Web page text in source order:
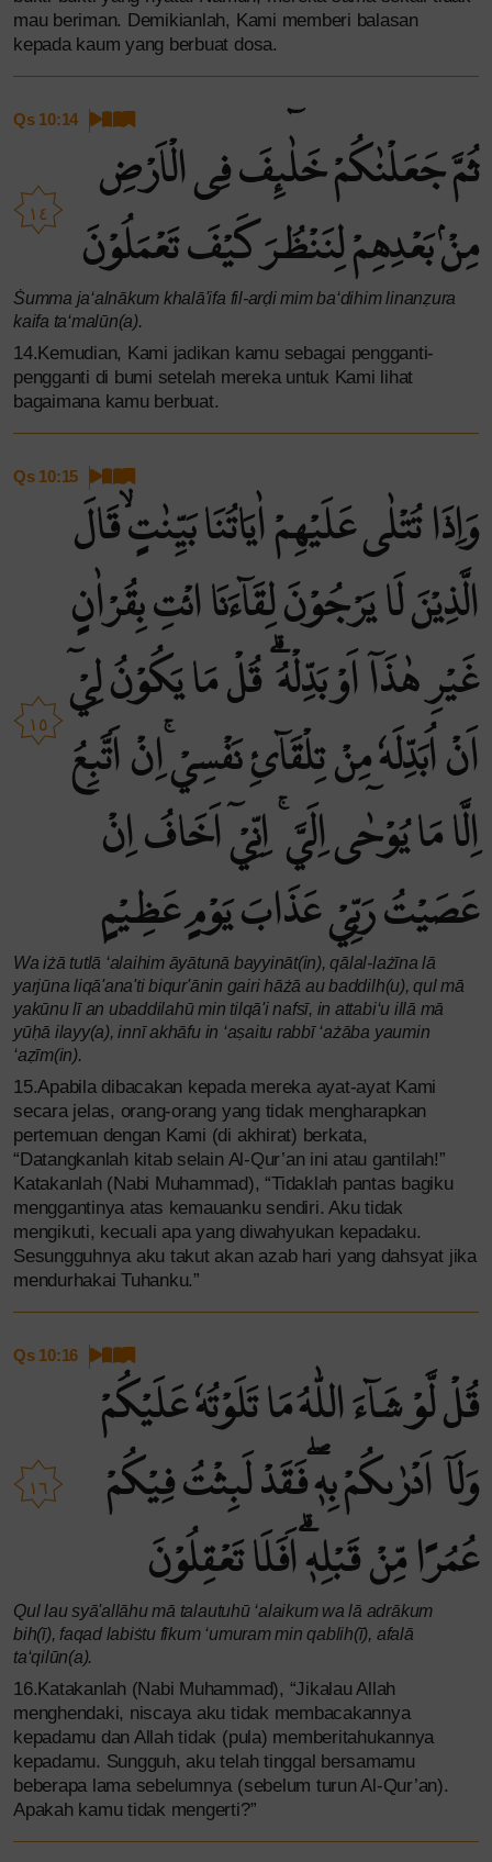
mau beriman. Demikianlah, Kami memberi balasan
kepada kaum yang berbuat dosa.
Qs 10:14
١٤
ثُمَّ جَعَلْنٰكُمْ خَلٰۤىِٕفَ فِى الْاَرْضِ
مِنْۢ بَعْدِهِمْ لِنَنْظُرَ كَيْفَ تَعْمَلُوْنَ
Ṡumma ja‘alnākum khalā'ifa fil-arḍi mim ba‘dihim linanẓura
kaifa ta‘malūn(a).
14.Kemudian, Kami jadikan kamu sebagai pengganti-
pengganti di bumi setelah mereka untuk Kami lihat
bagaimana kamu berbuat.
Qs 10:15
١٥
وَاِذَا تُتْلٰى عَلَيْهِمْ اٰيَاتُنَا بَيِّنٰتٍۙ قَالَ
الَّذِيْنَ لَا يَرْجُوْنَ لِقَاۤءَنَا ائْتِ بِقُرْاٰنٍ
غَيْرِ هٰذَآ اَوْ بَدِّلْهُ ۗ قُلْ مَا يَكُوْنُ لِيْٓ
اَنْ اُبَدِّلَهٗ مِنْ تِلْقَاۤئِ نَفْسِيْ ۚاِنْ اَتَّبِعُ
اِلَّا مَا يُوْحٰٓى اِلَيَّ ۚ اِنِّيْٓ اَخَافُ اِنْ
عَصَيْتُ رَبِّيْ عَذَابَ يَوْمٍ عَظِيْمٍ
Wa iżā tutlā ‘alaihim āyātunā bayyināt(in), qālal-lażīna lā
yarjūna liqā'ana'ti biqur'ānin gairi hāżā au baddilh(u), qul mā
yakūnu lī an ubaddilahū min tilqā'i nafsī, in attabi‘u illā mā
yūḥā ilayy(a), innī akhāfu in ‘aṣaitu rabbī ‘ażāba yaumin
‘aẓīm(in).
15.Apabila dibacakan kepada mereka ayat-ayat Kami
secara jelas, orang-orang yang tidak mengharapkan
pertemuan dengan Kami (di akhirat) berkata,
“Datangkanlah kitab selain Al-Qur’an ini atau gantilah!”
Katakanlah (Nabi Muhammad), “Tidaklah pantas bagiku
menggantinya atas kemauanku sendiri. Aku tidak
mengikuti, kecuali apa yang diwahyukan kepadaku.
Sesungguhnya aku takut akan azab hari yang dahsyat jika
mendurhakai Tuhanku.”
Qs 10:16
١٦
قُلْ لَّوْ شَاۤءَ اللّٰهُ مَا تَلَوْتُهٗ عَلَيْكُمْ
وَلَآ اَدْرٰىكُمْ بِهٖ ۖفَقَدْ لَبِثْتُ فِيْكُمْ
عُمُرًا مِّنْ قَبْلِهٖۗ اَفَلَا تَعْقِلُوْنَ
Qul lau syā'allāhu mā talautuhū ‘alaikum wa lā adrākum
bih(ī), faqad labiṡtu fīkum ‘umuram min qablih(ī), afalā
ta‘qilūn(a).
16.Katakanlah (Nabi Muhammad), “Jikalau Allah
menghendaki, niscaya aku tidak membacakannya
kepadamu dan Allah tidak (pula) memberitahukannya
kepadamu. Sungguh, aku telah tinggal bersamamu
beberapa lama sebelumnya (sebelum turun Al-Qur’an).
Apakah kamu tidak mengerti?”